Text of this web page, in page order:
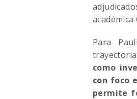
Para
como
con foco
permite